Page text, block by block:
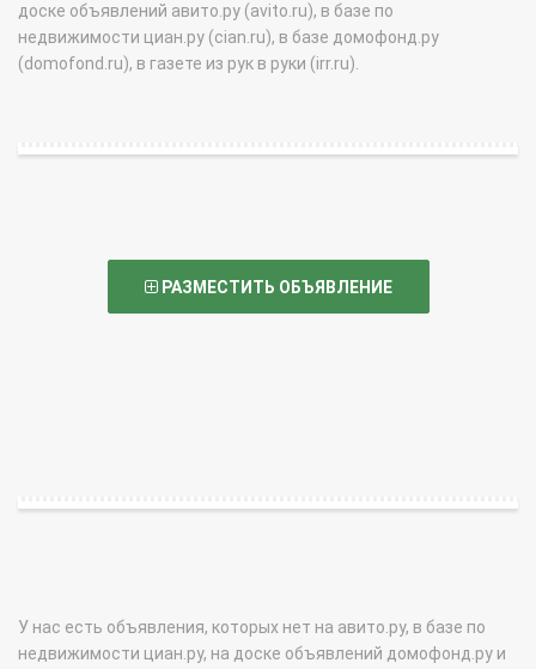
доске объявлений авито.ру (avito.ru), в базе по
недвижимости циан.ру (cian.ru), в базе домофонд.ру
(domofond.ru), в газете из рук в руки (irr.ru).
РАЗМЕСТИТЬ ОБЪЯВЛЕНИЕ
У нас есть объявления, которых нет на авито.ру, в базе по
недвижимости циан.ру, на доске объявлений домофонд.ру и